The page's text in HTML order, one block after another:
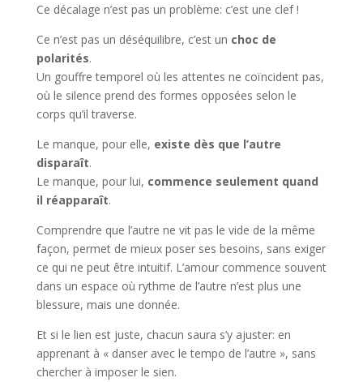
Ce décalage n’est pas un problème: c’est une clef !
Ce n’est pas un déséquilibre, c’est un choc de
polarités.
Un gouffre temporel où les attentes ne coïncident pas,
où le silence prend des formes opposées selon le
corps qu’il traverse.
Le manque, pour elle, existe dès que l’autre
disparaît.
Le manque, pour lui, commence seulement quand
il réapparaît.
Comprendre que l’autre ne vit pas le vide de la même
façon, permet de mieux poser ses besoins, sans exiger
ce qui ne peut être intuitif. L’amour commence souvent
dans un espace où rythme de l’autre n’est plus une
blessure, mais une donnée.
Et si le lien est juste, chacun saura s’y ajuster: en
apprenant à « danser avec le tempo de l’autre », sans
chercher à imposer le sien.